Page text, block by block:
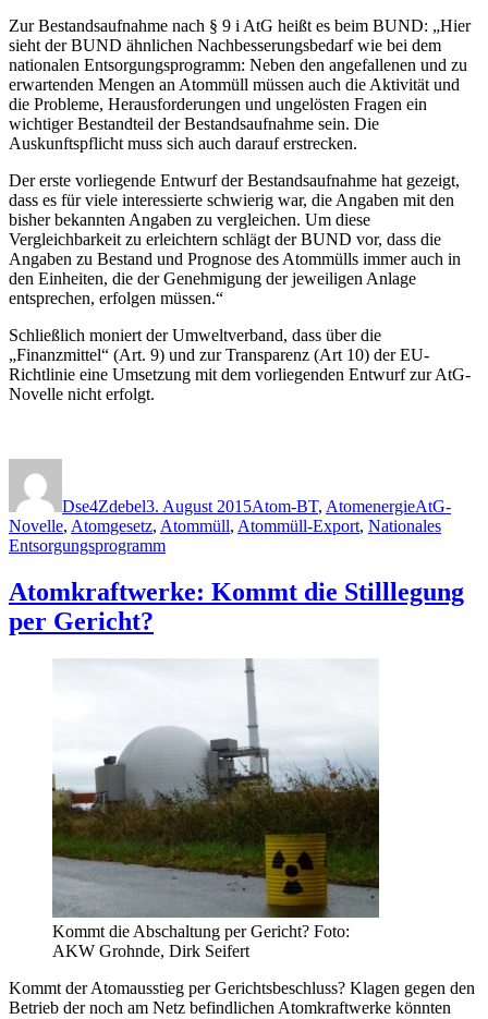
Zur Bestandsaufnahme nach § 9 i AtG heißt es beim BUND: „Hier
sieht der BUND ähnlichen Nachbesserungsbedarf wie bei dem
nationalen Entsorgungsprogramm: Neben den angefallenen und zu
erwartenden Mengen an Atommüll müssen auch die Aktivität und
die Probleme, Herausforderungen und ungelösten Fragen ein
wichtiger Bestandteil der Bestandsaufnahme sein. Die
Auskunftspflicht muss sich auch darauf erstrecken.
Der erste vorliegende Entwurf der Bestandsaufnahme hat gezeigt,
dass es für viele interessierte schwierig war, die Angaben mit den
bisher bekannten Angaben zu vergleichen. Um diese
Vergleichbarkeit zu erleichtern schlägt der BUND vor, dass die
Angaben zu Bestand und Prognose des Atommülls immer auch in
den Einheiten, die der Genehmigung der jeweiligen Anlage
entsprechen, erfolgen müssen.“
Schließlich moniert der Umweltverband, dass über die
„Finanzmittel“ (Art. 9) und zur Transparenz (Art 10) der EU-
Richtlinie eine Umsetzung mit dem vorliegenden Entwurf zur AtG-
Novelle nicht erfolgt.
Dse4Zdebel3. August 2015Atom-BT, AtomenergieAtG-
Novelle, Atomgesetz, Atommüll, Atommüll-Export, Nationales
Entsorgungsprogramm
Atomkraftwerke: Kommt die Stilllegung
per Gericht?
Kommt die Abschaltung per Gericht? Foto:
AKW Grohnde, Dirk Seifert
Kommt der Atomausstieg per Gerichtsbeschluss? Klagen gegen den
Betrieb der noch am Netz befindlichen Atomkraftwerke könnten